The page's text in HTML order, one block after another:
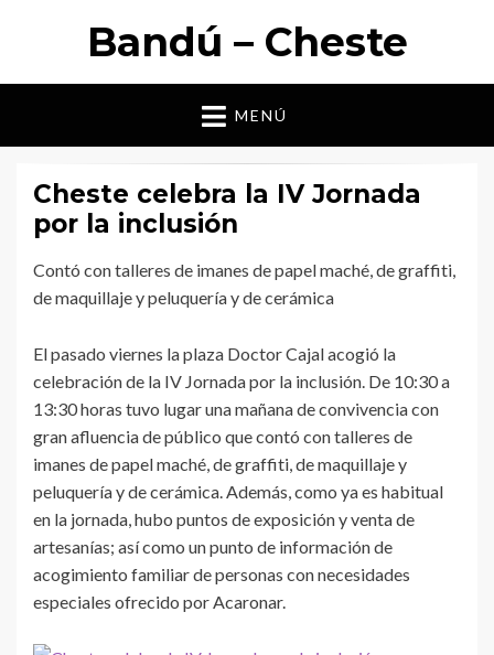
Bandú – Cheste
MENÚ
Cheste celebra la IV Jornada
por la inclusión
Contó con talleres de imanes de papel maché, de graffiti,
de maquillaje y peluquería y de cerámica
El pasado viernes la plaza Doctor Cajal acogió la
celebración de la IV Jornada por la inclusión. De 10:30 a
13:30 horas tuvo lugar una mañana de convivencia con
gran afluencia de público que contó con talleres de
imanes de papel maché, de graffiti, de maquillaje y
peluquería y de cerámica. Además, como ya es habitual
en la jornada, hubo puntos de exposición y venta de
artesanías; así como un punto de información de
acogimiento familiar de personas con necesidades
especiales ofrecido por Acaronar.